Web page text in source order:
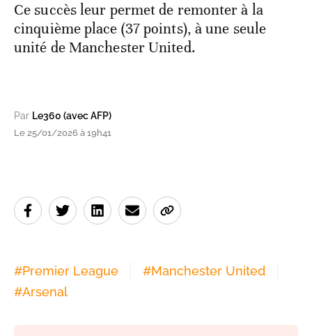
Ce succès leur permet de remonter à la
cinquième place (37 points), à une seule
unité de Manchester United.
Par Le360 (avec AFP)
Le 25/01/2026 à 19h41
#Premier League #Manchester United
#Arsenal